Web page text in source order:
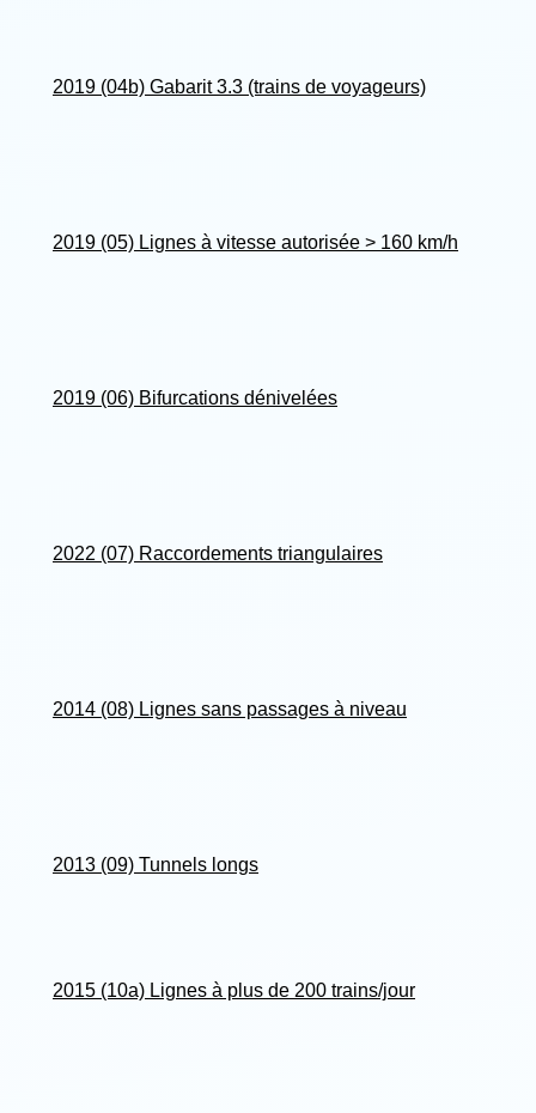
2019 (04b) Gabarit 3.3 (trains de voyageurs)
2019 (05) Lignes à vitesse autorisée > 160 km/h
2019 (06) Bifurcations dénivelées
2022 (07) Raccordements triangulaires
2014 (08) Lignes sans passages à niveau
2013 (09) Tunnels longs
2015 (10a) Lignes à plus de 200 trains/jour